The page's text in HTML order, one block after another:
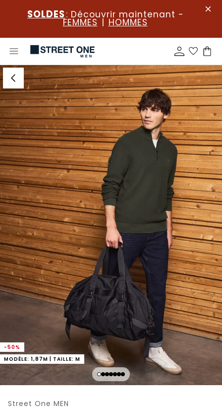
SOLDES: Découvrir maintenant -
FEMMES | HOMMES
-50%
MODÈLE: 1,87M | TAILLE: M
Street One MEN